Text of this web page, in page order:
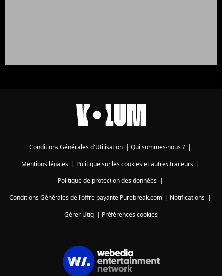
Conditions Générales d'Utilisation | Qui sommes-nous ? |
Mentions légales| Politique sur les cookies et autres traceurs|
Politique de protection des données|
Conditions Générales de l'offre payante Purebreak.com | Notifications |
Gérer Utiq | Préférences cookies